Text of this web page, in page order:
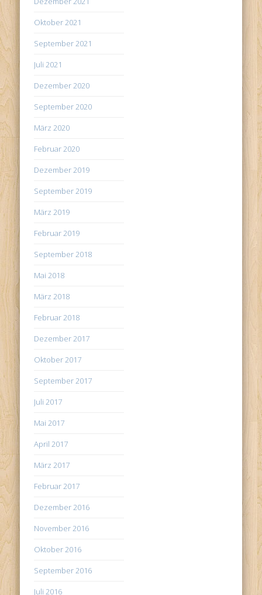
Oktober 2021
September 2021
Juli 2021
Dezember 2020
September 2020
März 2020
Februar 2020
Dezember 2019
September 2019
März 2019
Februar 2019
September 2018
Mai 2018
März 2018
Februar 2018
Dezember 2017
Oktober 2017
September 2017
Juli 2017
Mai 2017
April 2017
März 2017
Februar 2017
Dezember 2016
November 2016
Oktober 2016
September 2016
Juli 2016